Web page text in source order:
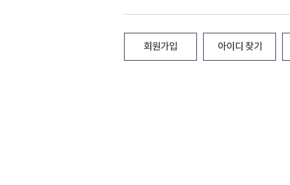
회원가입 아이디 찾기